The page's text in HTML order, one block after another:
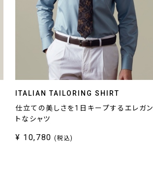
ITALIAN TAILORING SHIRT
仕立ての美しさを1日キープするエレガン
トなシャツ
¥ 10,780(税込)